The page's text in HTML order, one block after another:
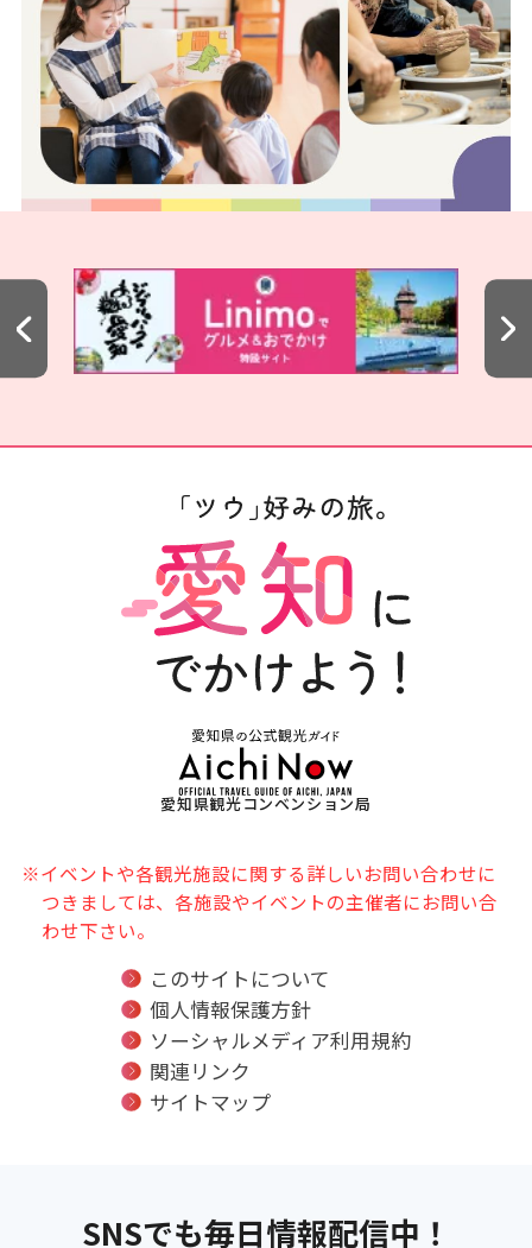
愛知県観光コンベンション局
※イベントや各観光施設に関する詳しいお問い合わせに
つきましては、各施設やイベントの主催者にお問い合
わせ下さい。
このサイトについて
個人情報保護方針
ソーシャルメディア利用規約
関連リンク
サイトマップ
SNSでも毎日情報配信中！